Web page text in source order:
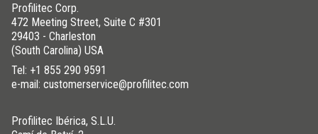
Profilitec Corp.
472 Meeting Street, Suite C #301
29403 - Charleston
(South Carolina) USA
Tel: +1 855 290 9591
e-mail: customerservice@profilitec.com
Profilitec Ibérica, S.L.U.